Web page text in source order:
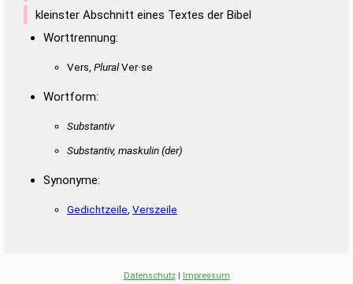
kleinster Abschnitt eines Textes der Bibel
Worttrennung:
Vers, PluralVer·se
Wortform:
Substantiv
Substantiv, maskulin(der)
Synonyme:
Gedichtzeile Verszeile
Datenschutz| Impressum